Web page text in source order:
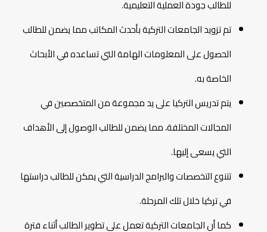
للطالب جودة العملية التعليمية.
تم تزويد الجامعات التركية بأحدث المكاتب مما يضمن للطالب
الحصول على المعلومات الهامة التي تساعده في الأبحاث
الخاصة به.
يتم تدريس التركيا على يد مجموعة من المتخصصين في
المجالات المختلفة، مما يضمن للطالب الوصول إلى الأهداف
التي يسعى إليها.
تتنوع التخصصات والبرامج الدراسية التي يمكن للطالب دراستها
في تركيا خلال تلك المرحلة.
كما أن الجامعات التركية تعمل على تطوير الطالب أثناء فترة